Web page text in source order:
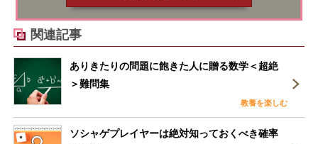
関連記事
ありきたりの問題に飽きた人に贈る数学＜超絶
＞難問集
教養を楽しむ
ソシャゲプレイヤーは絶対知っておくべき確率